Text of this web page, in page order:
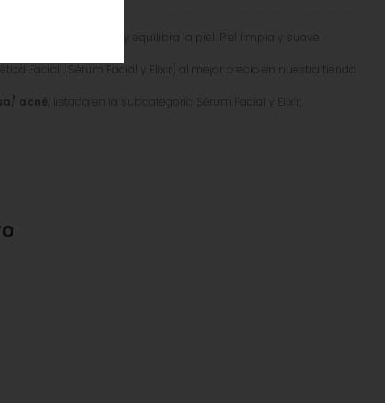
acné, controla brillo y equilibra la piel. Piel limpia y suave.
Facial | Sérum Facial y Elixir) al mejor precio en nuestra tienda
acné , listada en la subcategoría Sérum Facial y Elixir